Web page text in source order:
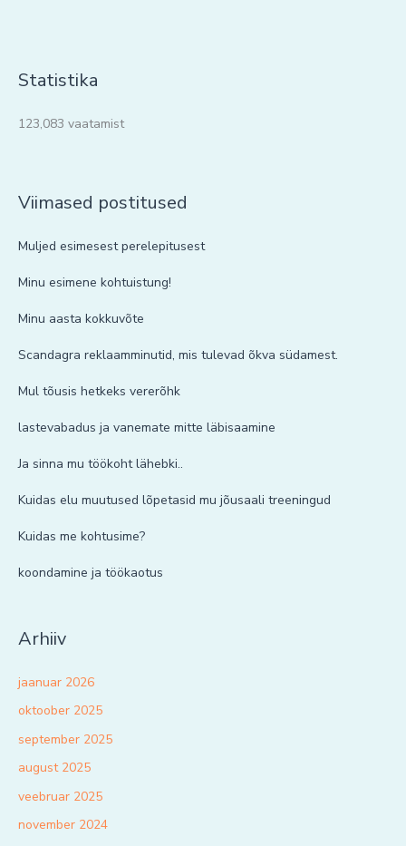
Statistika
123,083 vaatamist
Viimased postitused
Muljed esimesest perelepitusest
Minu esimene kohtuistung!
Minu aasta kokkuvõte
Scandagra reklaamminutid, mis tulevad õkva südamest.
Mul tõusis hetkeks vererõhk
lastevabadus ja vanemate mitte läbisaamine
Ja sinna mu töökoht lähebki..
Kuidas elu muutused lõpetasid mu jõusaali treeningud
Kuidas me kohtusime?
koondamine ja töökaotus
Arhiiv
jaanuar 2026
oktoober 2025
september 2025
august 2025
veebruar 2025
november 2024